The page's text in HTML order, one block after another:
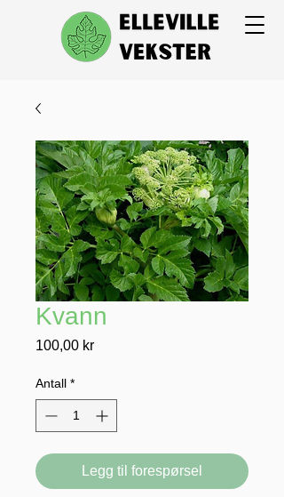
Kvann
100,00 krPris
Antall *
Legg til forespørsel